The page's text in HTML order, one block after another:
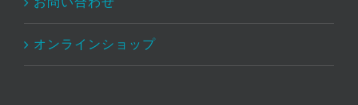
オンラインショップ